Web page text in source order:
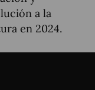
a la
en 2024.